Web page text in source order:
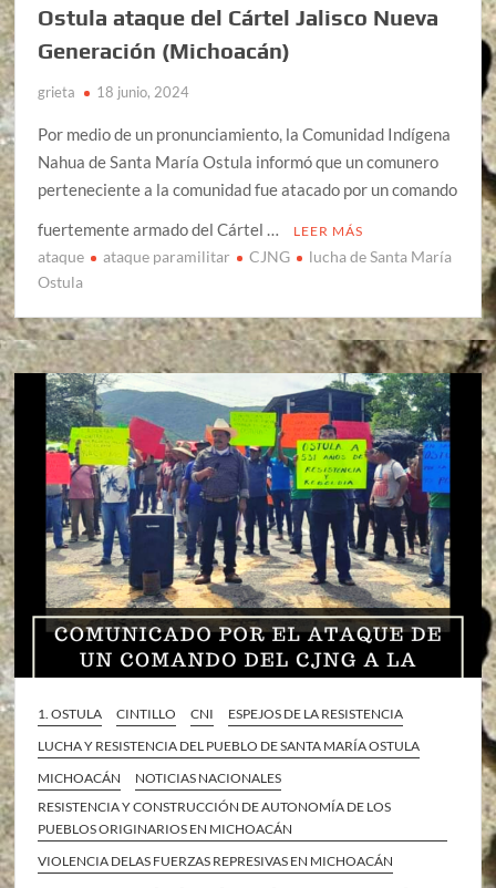
Ostula ataque del Cártel Jalisco Nueva
Generación (Michoacán)
grieta 18 junio, 2024
Por medio de un pronunciamiento, la Comunidad Indígena
Nahua de Santa María Ostula informó que un comunero
perteneciente a la comunidad fue atacado por un comando
fuertemente armado del Cártel …
LEER MÁS
ataque ataque paramilitar CJNG
lucha de Santa María
Ostula
1. OSTULA CINTILLO CNI
ESPEJOS DE LA RESISTENCIA
LUCHA Y RESISTENCIA DEL PUEBLO DE SANTA MARÍA OSTULA
MICHOACÁN
NOTICIAS NACIONALES
RESISTENCIA Y CONSTRUCCIÓN DE AUTONOMÍA DE LOS
PUEBLOS ORIGINARIOS EN MICHOACÁN
VIOLENCIA DELAS FUERZAS REPRESIVAS EN MICHOACÁN